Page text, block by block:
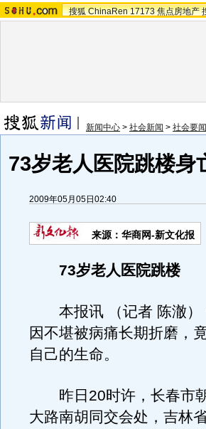
搜狐 ChinaRen 17173 焦点房地产
新闻中心 > 社会新闻 > 社会要闻
73岁老人医院跳楼身
2009年05月05日02:40
来源： 华商网-新文化报
73岁老人医院跳楼
本报讯 （记者 陈澈）
因不堪被病痛长期折磨，
自己的生命。
昨日20时许，长春市朝
大路南胡同交会处，吉林